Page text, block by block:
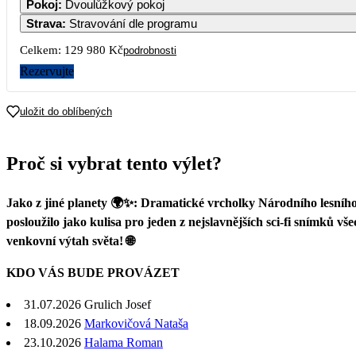
Pokoj: Dvoulůžkový pokoj
Strava: Stravování dle programu
Celkem: 129 980 Kčpodrobnosti
Rezervujte
uložit do oblíbených
Proč si vybrat tento výlet?
Jako z jiné planety 🌍✨: Dramatické vrcholky Národního
posloužilo jako kulisa pro jeden z nejslavnějších sci-fi snímků
venkovní výtah světa! 🌐
KDO VÁS BUDE PROVÁZET
31.07.2026 Grulich Josef
18.09.2026 Markovičová Nataša
23.10.2026 Halama Roman